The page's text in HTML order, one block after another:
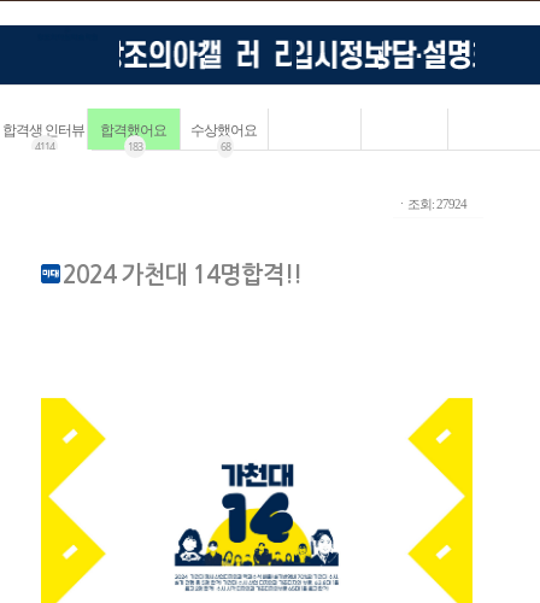
합격생 인터뷰
4114
합격했어요
183
수상했어요
68
ㆍ조회: 27924
2024 가천대 14명합격!!